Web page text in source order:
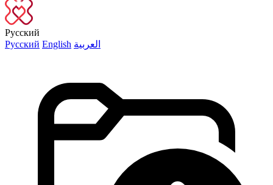
Русский
Русский English العربية